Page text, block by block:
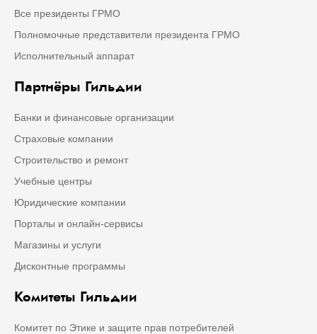
Все президенты ГРМО
Полномочные представители президента ГРМО
Исполнительный аппарат
Партнёры Гильдии
Банки и финансовые организации
Страховые компании
Строительство и ремонт
Учебные центры
Юридические компании
Порталы и онлайн-сервисы
Магазины и услуги
Дисконтные программы
Комитеты Гильдии
Комитет по Этике и защите прав потребителей